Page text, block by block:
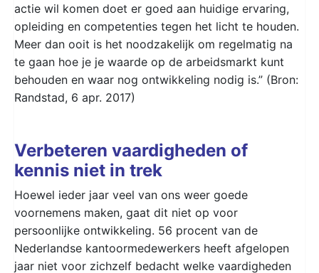
actie wil komen doet er goed aan huidige ervaring,
opleiding en competenties tegen het licht te houden.
Meer dan ooit is het noodzakelijk om regelmatig na
te gaan hoe je je waarde op de arbeidsmarkt kunt
behouden en waar nog ontwikkeling nodig is.” (Bron:
Randstad, 6 apr. 2017)
Verbeteren vaardigheden of
kennis niet in trek
Hoewel ieder jaar veel van ons weer goede
voornemens maken, gaat dit niet op voor
persoonlijke ontwikkeling. 56 procent van de
Nederlandse kantoormedewerkers heeft afgelopen
jaar niet voor zichzelf bedacht welke vaardigheden